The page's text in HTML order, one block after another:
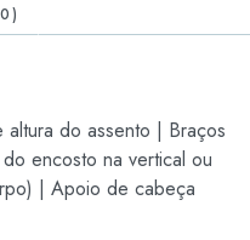
altura do assento | Braços
encosto na vertical ou
| Apoio de cabeça